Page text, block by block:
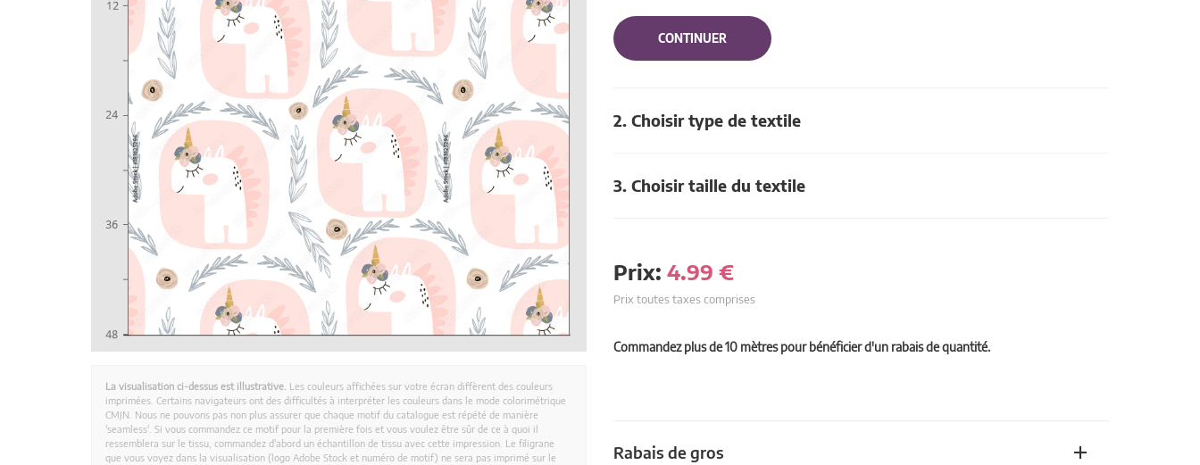
CONTINUER
2. Choisir type de textile
3. Choisir taille du textile
Prix: 4.99 €
Prix toutes taxes comprises
Commandez plus de 10 mètres pour bénéficier d'un rabais de quantité.
Rabais de gros
La visualisation ci-dessus est illustrative. Les couleurs affichées sur votre écran diffèrent des couleurs
imprimées. Certains navigateurs ont des difficultés à interpréter les couleurs dans le mode colorimétrique
CMJN. Nous ne pouvons pas non plus assurer que chaque motif du catalogue est répété de manière
'seamless'. Si vous commandez ce motif pour la première fois et vous voulez être sûr de ce à quoi il
ressemblera sur le tissu, commandez d'abord un échantillon de tissu avec cette impression. Le filigrane
que vous voyez dans la visualisation (logo Adobe Stock et numéro de motif) ne sera pas imprimé sur le